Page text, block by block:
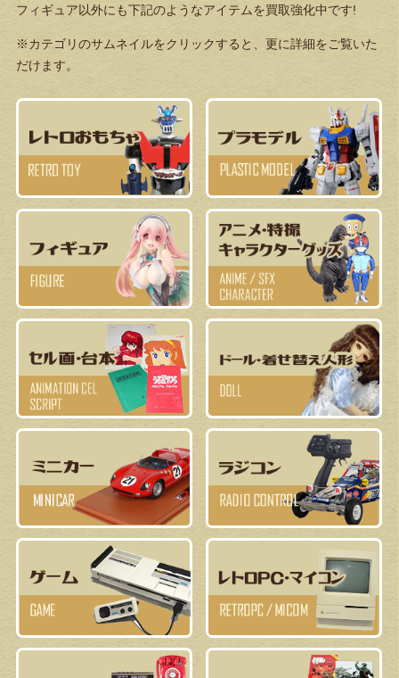
フィギュア以外にも下記のようなアイテムを買取強化中です!
※カテゴリのサムネイルをクリックすると、更に詳細をご覧いた
だけます。